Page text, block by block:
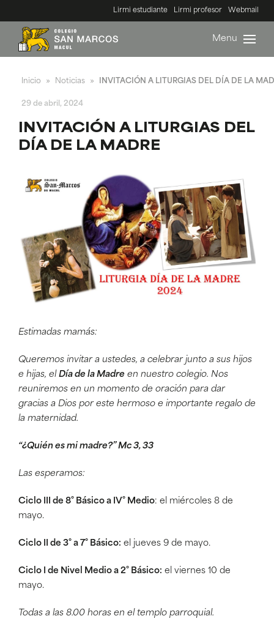
Lirmi estudiante Lirmi profesor Webmail
Menu
Inicio » Noticias » INVITACIÓN A LITURGIAS DEL DÍA DE LA
29 de abril, 2024
INVITACIÓN A LITURGIAS DEL
DÍA DE LA MADRE
Estimadas mamás:
Queremos invitar a ustedes, a celebrar junto a sus hijos
e hijas, el Día de la Madre en nuestro colegio. Nos
reuniremos en un momento de oración para dar
gracias a Dios por este hermoso e importante regalo de
la maternidad.
“¿Quién es mi madre?” Mc 3, 33
Las esperamos:
Ciclo III de 8° Básico a IV° Medio: el miércoles 8 de
mayo.
Ciclo II de 3° a 7° Básico: el jueves 9 de mayo.
Ciclo I de Nivel Medio a 2° Básico: el viernes 10 de
mayo.
Todas a las 8.00 horas en el templo parroquial.